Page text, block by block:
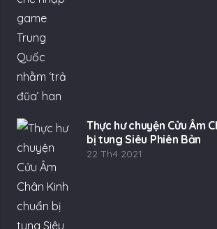
Thực hư chuyện Cửu Âm
bị tung Siêu Phiên Bản
22 Th4 2021